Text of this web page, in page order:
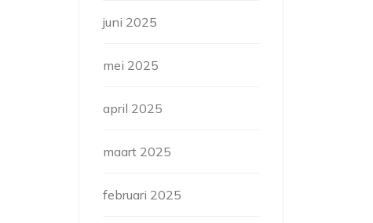
juni 2025
mei 2025
april 2025
maart 2025
februari 2025